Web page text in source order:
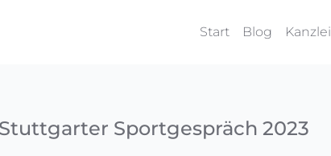
Start Blog Kanzlei
Sportgespräch 2023